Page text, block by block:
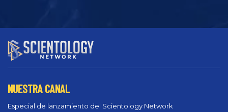
NUESTRA CANAL
Especial de lanzamiento del Scientology Network